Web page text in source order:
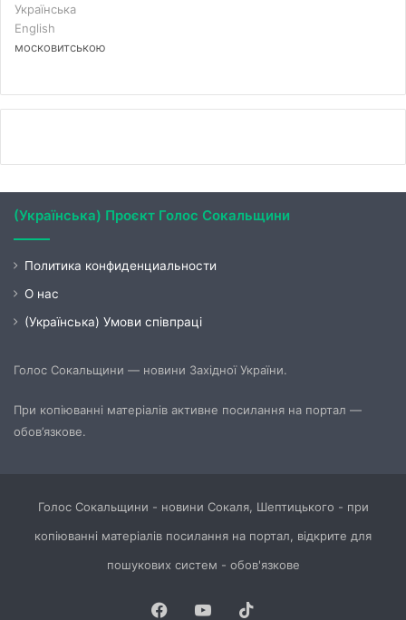
Українська
English
московитською
(Українська) Проєкт Голос Сокальщини
Политика конфиденциальности
О нас
(Українська) Умови співпраці
Голос Сокальщини — новини Західної України.
При копіюванні матеріалів активне посилання на портал —
обов’язкове.
Голос Сокальщини - новини Сокаля, Шептицького - при
копіюванні матеріалів посилання на портал, відкрите для
пошукових систем - обов'язкове
Facebook
YouTube